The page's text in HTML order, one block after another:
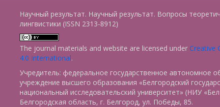
Научный результат. Научный результат. Вопросы
лингвистики (ISSN 2313-8912)
The journal materials and website are licensed under Creative
4.0 International.
Учредитель: федеральное государственное автономное
учреждение высшего образования «Белгородский
национальный исследовательский университет» (НИУ
Белгородская область, г. Белгород, ул. Победы, 85.